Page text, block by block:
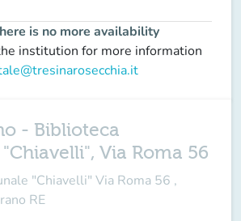
is no more availability
institution for more information
- Biblioteca
Via Roma 56
"Chiavelli" Via Roma 56 ,
RE